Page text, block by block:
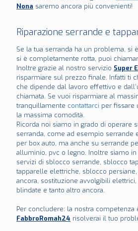
Nona saremo ancora più convenienti!
Riparazione serrande e
Se la tua serranda ha un problema, si
si è completamente rotta, puoi
Inoltre grazie al nostro servizio Super
risparmiare sul prezzo finale. Infatti ti
che dipende dal lavoro effettivo e
chiamata. Se vuoi risparmiare al
tranquillamente contattarci per fissare
la massima comodità.
Ricorda noi siamo in grado di operare
serranda, come ad esempio serrande
per box auto, ma anche su serrande
alluminio, pvc o legno. Inoltre siamo
servizi di sblocco serrande, sblocco
tapparelle elettriche, sblocco
ancora, sostituzione avvolgibili
blindate e tanto altro ancora.
Per concludere: la nostra competenza
FabbroRomah24 risolverai il tuo